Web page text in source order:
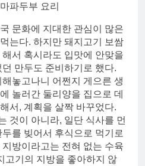
파두부 요리
문화에 지대한 관심이 많은
는다. 하지만 돼지고기 보쌈
서 혹시라도 입맛에 안맞을
만두도 준비하기로 했다.
놓고나니 어쩐지 게으른 생
놀러간 둘리양을 집으로 데
서, 계획을 살짝 바꾸었다.
것이 아니라, 일단 식사를 먼
를 빚어서 후식으로 먹기로
방이라고는 전혀 없는 수육
고기의 지방을 좋아하지 않